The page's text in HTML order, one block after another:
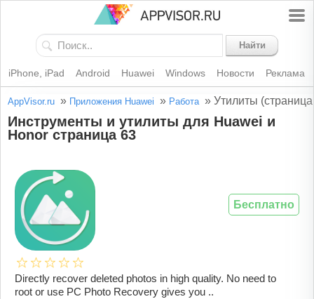
Найти
iPhone, iPad Android Huawei Windows Новости Реклама
AppVisor.ru » Приложения Huawei » Работа » Утилиты
Инструменты и утилиты для Huawei и
Honor страница 63
Directly recover deleted photos in high quality. No need to
root or use PC Photo Recovery gives you ..
Бесплатно